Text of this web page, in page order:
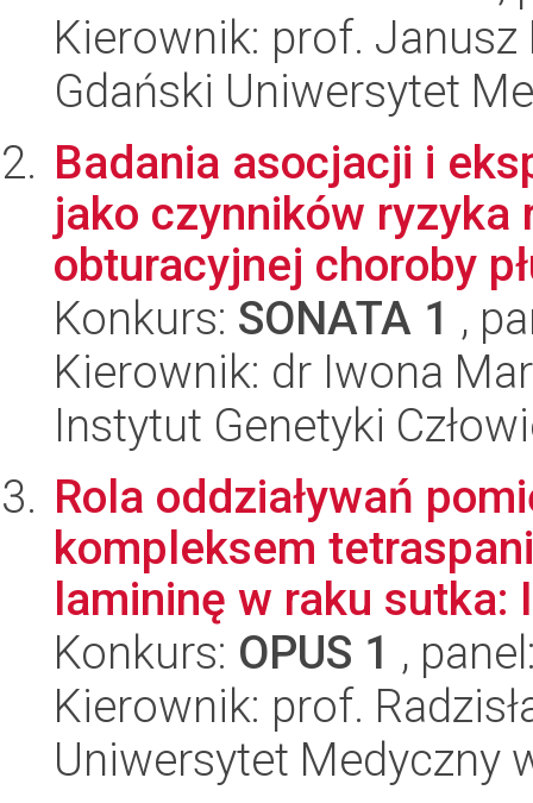
Kierownik: prof. Janusz
Gdański Uniwersytet
Badania asocjacji i
jako czynników ryzyka
obturacyjnej choroby
Konkurs: SONATA 1 ,
Kierownik: dr Iwona
Instytut Genetyki
Rola oddziaływań
kompleksem
lamininę w raku sutka:
Konkurs: OPUS 1 ,
Kierownik: prof.
Uniwersytet Medyczny